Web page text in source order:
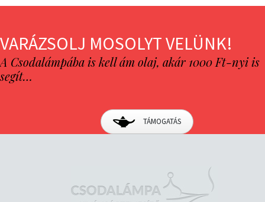
VARÁZSOLJ MOSOLYT VELÜNK!
A Csodalámpába is kell ám olaj, akár 1000 Ft-nyi is
segít…
TÁMOGATÁS